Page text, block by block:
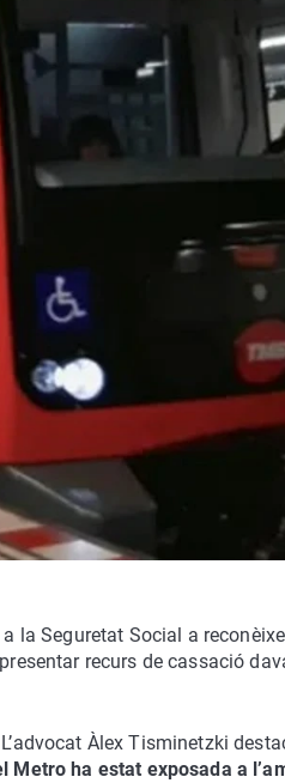
la Seguretat Social a
recurs de cassació
Àlex Tisminetzki
Metro ha estat exposada a